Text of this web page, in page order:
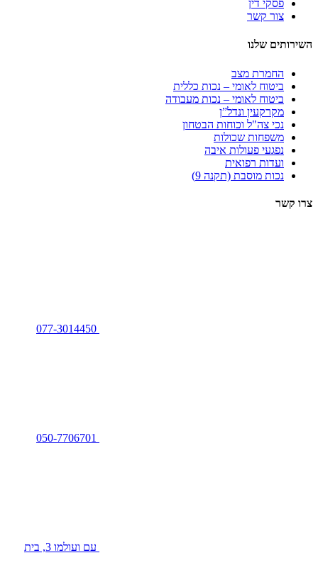
פסקי דין
צור קשר
השירותים שלנו
החמרת מצב
ביטוח לאומי – נכות כללית
ביטוח לאומי – נכות מעבודה
מקרקעין ונדל”ן
נכי צה"ל וכוחות הבטחון
משפחות שכולות
נפגעי פעולות איבה
ועדות רפואית
נכות מוסבת (תקנה 9)
צרו קשר
עם ועולמו 3, בית